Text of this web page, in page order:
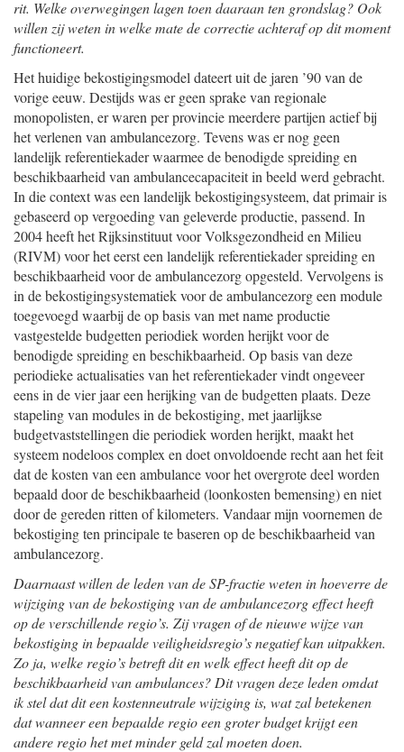
rit. Welke overwegingen lagen toen daaraan ten grondslag? Ook
willen zij weten in welke mate de correctie achteraf op dit moment
functioneert.
Het huidige bekostigingsmodel dateert uit de jaren ’90 van de
vorige eeuw. Destijds was er geen sprake van regionale
monopolisten, er waren per provincie meerdere partijen actief bij
het verlenen van ambulancezorg. Tevens was er nog geen
landelijk referentiekader waarmee de benodigde spreiding en
beschikbaarheid van ambulancecapaciteit in beeld werd gebracht.
In die context was een landelijk bekostigingsysteem, dat primair is
gebaseerd op vergoeding van geleverde productie, passend. In
2004 heeft het Rijksinstituut voor Volksgezondheid en Milieu
(RIVM) voor het eerst een landelijk referentiekader spreiding en
beschikbaarheid voor de ambulancezorg opgesteld. Vervolgens is
in de bekostigingsystematiek voor de ambulancezorg een module
toegevoegd waarbij de op basis van met name productie
vastgestelde budgetten periodiek worden herijkt voor de
benodigde spreiding en beschikbaarheid. Op basis van deze
periodieke actualisaties van het referentiekader vindt ongeveer
eens in de vier jaar een herijking van de budgetten plaats. Deze
stapeling van modules in de bekostiging, met jaarlijkse
budgetvaststellingen die periodiek worden herijkt, maakt het
systeem nodeloos complex en doet onvoldoende recht aan het feit
dat de kosten van een ambulance voor het overgrote deel worden
bepaald door de beschikbaarheid (loonkosten bemensing) en niet
door de gereden ritten of kilometers. Vandaar mijn voornemen de
bekostiging ten principale te baseren op de beschikbaarheid van
ambulancezorg.
Daarnaast willen de leden van de SP-fractie weten in hoeverre de
wijziging van de bekostiging van de ambulancezorg effect heeft
op de verschillende regio’s. Zij vragen of de nieuwe wijze van
bekostiging in bepaalde veiligheidsregio’s negatief kan uitpakken.
Zo ja, welke regio’s betreft dit en welk effect heeft dit op de
beschikbaarheid van ambulances? Dit vragen deze leden omdat
ik stel dat dit een kostenneutrale wijziging is, wat zal betekenen
dat wanneer een bepaalde regio een groter budget krijgt een
andere regio het met minder geld zal moeten doen.